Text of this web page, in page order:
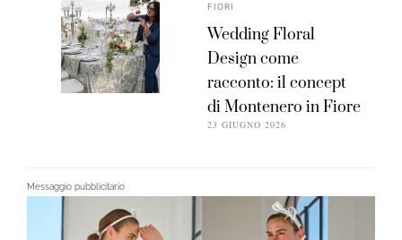
FIORI
Wedding Floral
Design come
racconto: il concept
di Montenero in Fiore
23 GIUGNO 2026
Messaggio pubblicitario